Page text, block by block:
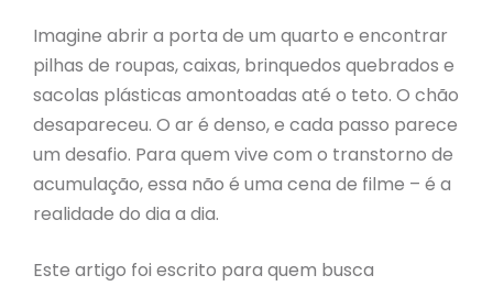
Imagine abrir a porta de um quarto e encontrar
pilhas de roupas, caixas, brinquedos quebrados e
sacolas plásticas amontoadas até o teto. O chão
desapareceu. O ar é denso, e cada passo parece
um desafio. Para quem vive com o transtorno de
acumulação, essa não é uma cena de filme – é a
realidade do dia a dia.
Este artigo foi escrito para quem busca